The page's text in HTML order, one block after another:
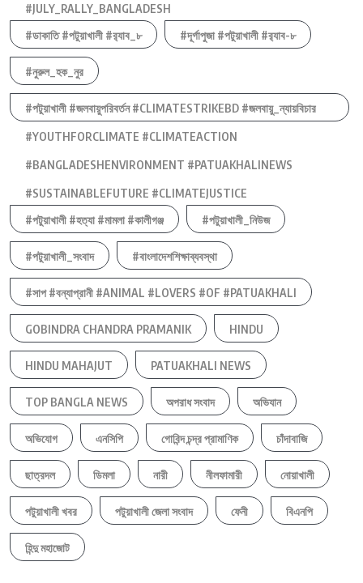
#JULY_RALLY_BANGLADESH
#ডাকাতি #পটুয়াখালী #র‍্যাব_৮
#দূর্গাপুজা #পটুয়াখালী #র‍্যাব-৮
#নুরুল_হক_নুর
#পটুয়াখালী #জলবায়ুপরিবর্তন #CLIMATESTRIKEBD #জলবায়ু_ন্যায়বিচার
#YOUTHFORCLIMATE #CLIMATEACTION
#BANGLADESHENVIRONMENT #PATUAKHALINEWS
#SUSTAINABLEFUTURE #CLIMATEJUSTICE
#পটুয়াখালী #হত্যা #মামলা #কালীগঞ্জ
#পটুয়াখালী_নিউজ
#পটুয়াখালী_সংবাদ #বাংলাদেশশিক্ষাব্যবস্থা
#সাপ #বন্যাপ্রানী #ANIMAL #LOVERS #OF #PATUAKHALI
GOBINDRA CHANDRA PRAMANIK HINDU
HINDU MAHAJUT PATUAKHALI NEWS
TOP BANGLA NEWS অপরাধ সংবাদ অভিযান
অভিযোগ এনসিপি গোবিন্দ চন্দ্র প্রামাণিক চাঁদাবাজি
ছাত্রদল ডিমলা নারী নীলফামারী নোয়াখালী
পটুয়াখালী খবর পটুয়াখালী জেলা সংবাদ ফেনী বিএনপি
হিন্দু মহাজোট